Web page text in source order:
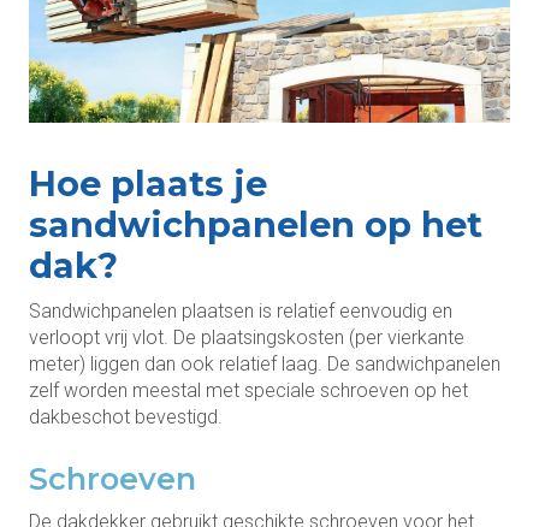
Hoe plaats je
sandwichpanelen op het
dak?
Sandwichpanelen plaatsen is relatief eenvoudig en
verloopt vrij vlot. De plaatsingskosten (per vierkante
meter) liggen dan ook relatief laag. De sandwichpanelen
zelf worden meestal met speciale schroeven op het
dakbeschot bevestigd.
Schroeven
De dakdekker gebruikt geschikte schroeven voor het